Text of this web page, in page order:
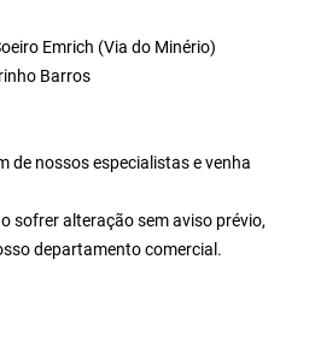
Emrich (Via do Minério)
Barros
de nossos especialistas e venha
sofrer alteração sem aviso prévio,
departamento comercial.